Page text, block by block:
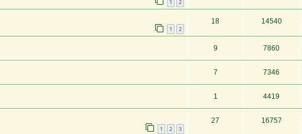
1 2
1 2
18 14540
9 7860
7 7346
1 4419
1 2 3
27 16757